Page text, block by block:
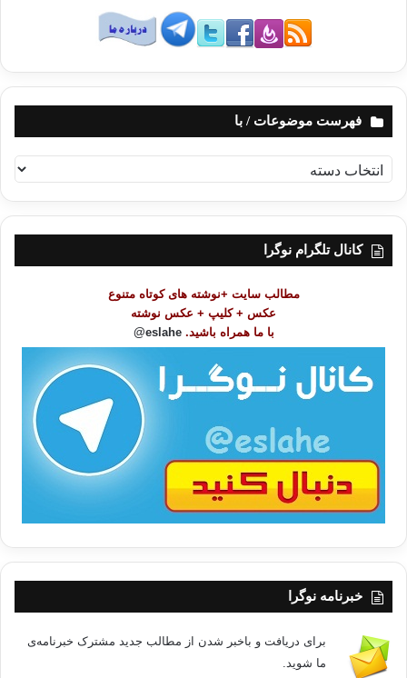
فهرست موضوعات / با
ه
ر
کانال تلگرام نوگرا
مطالب سایت +نوشته های کوتاه متنوع
عکس + کلیپ + عکس نوشته
با ما همراه باشید. eslahe@
خبرنامه نوگرا
برای دریافت و باخبر شدن از مطالب جدید مشترک خبرنامه‌ی
ما شوید.